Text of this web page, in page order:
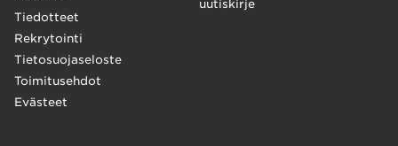
Tiedotteet
Rekrytointi
Tietosuojaseloste
Toimitusehdot
Evästeet
uutiskirje